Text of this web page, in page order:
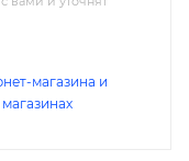
магазина и